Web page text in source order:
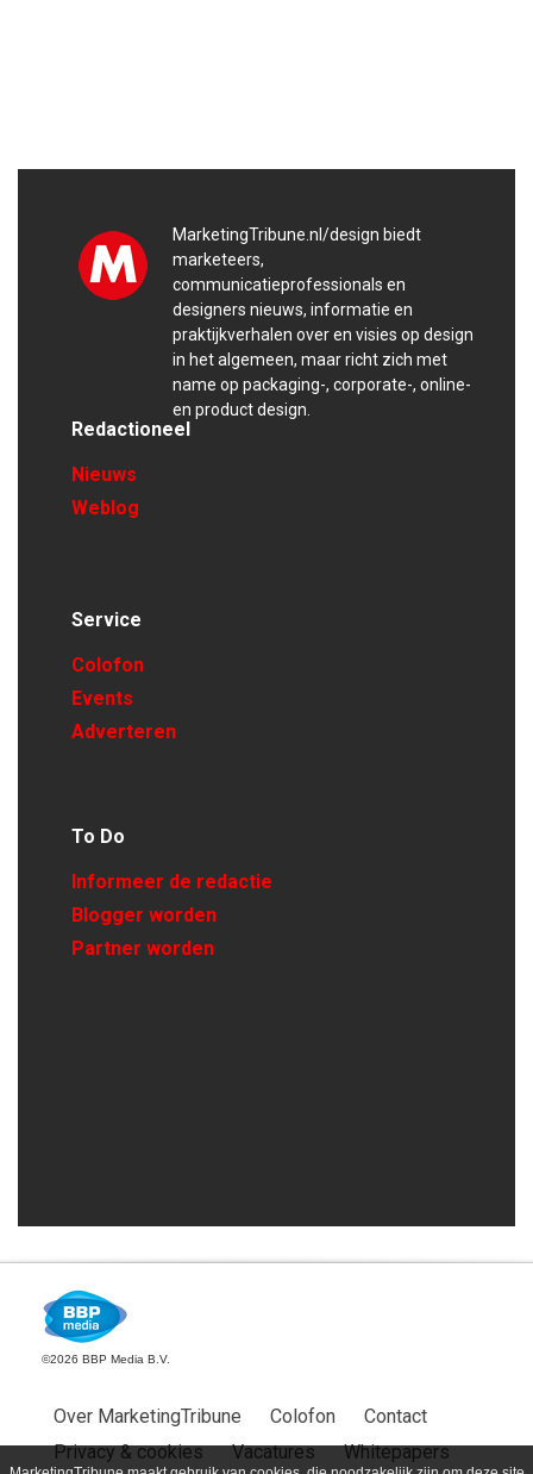
MarketingTribune.nl/design biedt
marketeers,
communicatieprofessionals en
designers nieuws, informatie en
praktijkverhalen over en visies op design
in het algemeen, maar richt zich met
name op packaging-, corporate-, online-
en product design.
Redactioneel
Nieuws
Weblog
Service
Colofon
Events
Adverteren
To Do
Informeer de redactie
Blogger worden
Partner worden
©2026 BBP Media B.V.
Over MarketingTribune Colofon
Contact
Privacy & cookies
Vacatures Whitepapers